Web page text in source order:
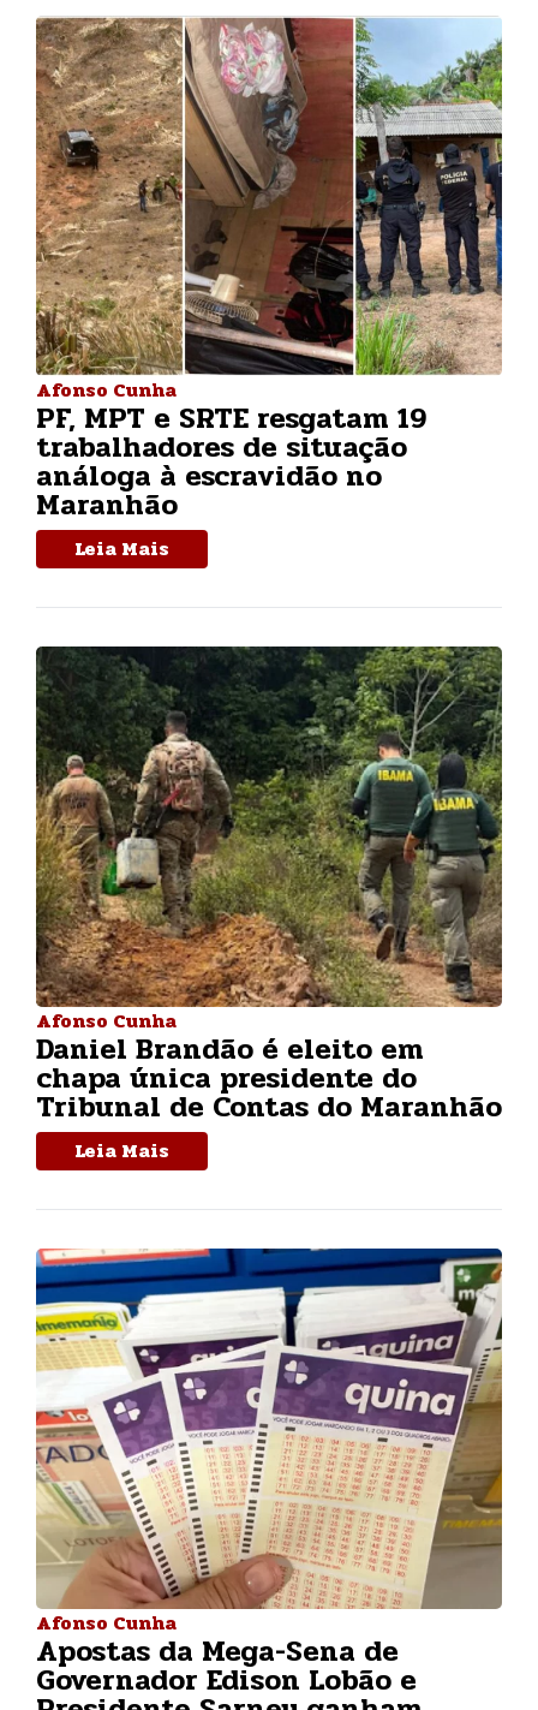
Afonso Cunha
PF, MPT e SRTE resgatam 19
trabalhadores de situação
análoga à escravidão no
Maranhão
Leia Mais
Afonso Cunha
Daniel Brandão é eleito em
chapa única presidente do
Tribunal de Contas do Maranhão
Leia Mais
Afonso Cunha
Apostas da Mega-Sena de
Governador Edison Lobão e